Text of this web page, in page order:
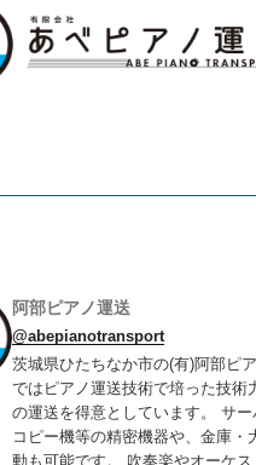
阿部ピアノ運送
@abepianotransport
茨城県ひたちなか市の(有)阿部ピ
ではピアノ運送技術で培った技術
の運送を得意としています。 サー
コピー機等の精密機器や、金庫・
動も可能です。 吹奏楽やオーケ